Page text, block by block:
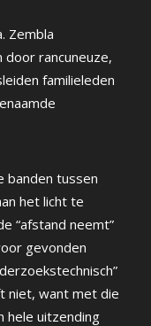
Zembla
rancuneuze,
familieleden
banden tussen
het licht te
“afstand neemt”
gevonden
niet, want met die
hele uitzending